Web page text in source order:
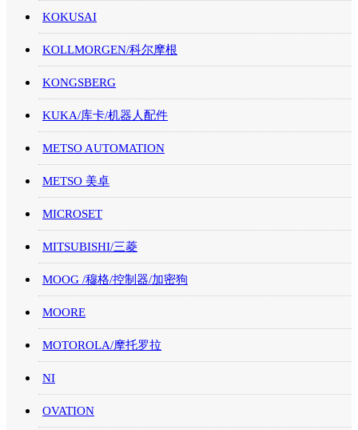
KOKUSAI
KOLLMORGEN/科尔摩根
KONGSBERG
KUKA/库卡/机器人配件
METSO AUTOMATION
METSO 美卓
MICROSET
MITSUBISHI/三菱
MOOG /穆格/控制器/加密狗
MOORE
MOTOROLA/摩托罗拉
NI
OVATION